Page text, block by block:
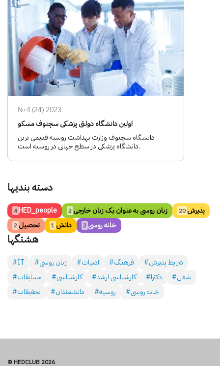
№ 4 (24) 2023
اولین دانشگاه دولتی پزشکی سچنوف مسکو
دانشگاه سچنوف وزارت بهداشت روسیه قدیمی ترین
دانشگاه پزشکی در سطح جهانی در روسیه است.
دسته بندی­ها
HED_people
4 زبان روسی به عنوان یک زبان خارجی 2 پذیرش 20
تحصیل 2 دانش 1 خانه روسی 2
هشتگ­ها
#IT #زبان روسی #ادبیات #فرهنگ
#شرایط پذیرش
#مسابقات
#کارشناسی #کارشناسی ارشد #دکترا
#شغل
#تحقیقات
#دانشمندان #روسیه #خانه روسی
© HEDCLUB 2026